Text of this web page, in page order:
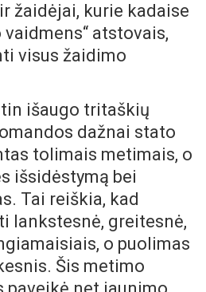
žaidėjai, kurie kadaise
atstovais,
visus žaidimo
išaugo tritaškių
dažnai stato
tolimais metimais, o
išsidėstymą bei
Tai reiškia, kad
lankstesnė, greitesnė,
o puolimas
Šis metimo